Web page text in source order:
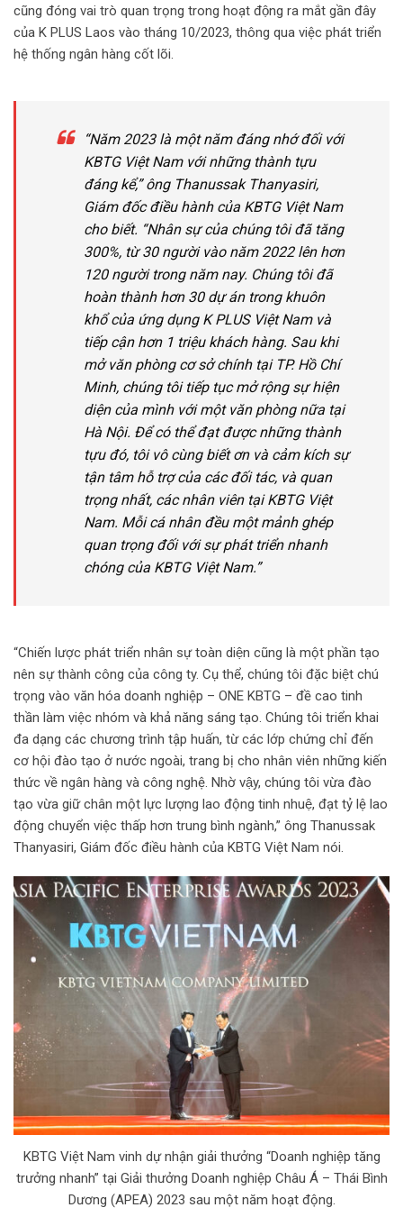
cũng đóng vai trò quan trọng trong hoạt động ra mắt gần đây
của K PLUS Laos vào tháng 10/2023, thông qua việc phát triển
hệ thống ngân hàng cốt lõi.
“Năm 2023 là một năm đáng nhớ đối với
KBTG Việt Nam với những thành tựu
đáng kể,” ông Thanussak Thanyasiri,
Giám đốc điều hành của KBTG Việt Nam
cho biết. “Nhân sự của chúng tôi đã tăng
300%, từ 30 người vào năm 2022 lên hơn
120 người trong năm nay. Chúng tôi đã
hoàn thành hơn 30 dự án trong khuôn
khổ của ứng dụng K PLUS Việt Nam và
tiếp cận hơn 1 triệu khách hàng. Sau khi
mở văn phòng cơ sở chính tại TP. Hồ Chí
Minh, chúng tôi tiếp tục mở rộng sự hiện
diện của mình với một văn phòng nữa tại
Hà Nội. Để có thể đạt được những thành
tựu đó, tôi vô cùng biết ơn và cảm kích sự
tận tâm hỗ trợ của các đối tác, và quan
trọng nhất, các nhân viên tại KBTG Việt
Nam. Mỗi cá nhân đều một mảnh ghép
quan trọng đối với sự phát triển nhanh
chóng của KBTG Việt Nam.”
“Chiến lược phát triển nhân sự toàn diện cũng là một phần tạo
nên sự thành công của công ty. Cụ thể, chúng tôi đặc biệt chú
trọng vào văn hóa doanh nghiệp – ONE KBTG – đề cao tinh
thần làm việc nhóm và khả năng sáng tạo. Chúng tôi triển khai
đa dạng các chương trình tập huấn, từ các lớp chứng chỉ đến
cơ hội đào tạo ở nước ngoài, trang bị cho nhân viên những kiến
thức về ngân hàng và công nghệ. Nhờ vậy, chúng tôi vừa đào
tạo vừa giữ chân một lực lượng lao động tinh nhuệ, đạt tỷ lệ lao
động chuyển việc thấp hơn trung bình ngành,” ông Thanussak
Thanyasiri, Giám đốc điều hành của KBTG Việt Nam nói.
KBTG Việt Nam vinh dự nhận giải thưởng “Doanh nghiệp tăng
trưởng nhanh” tại Giải thưởng Doanh nghiệp Châu Á – Thái Bình
Dương (APEA) 2023 sau một năm hoạt động.